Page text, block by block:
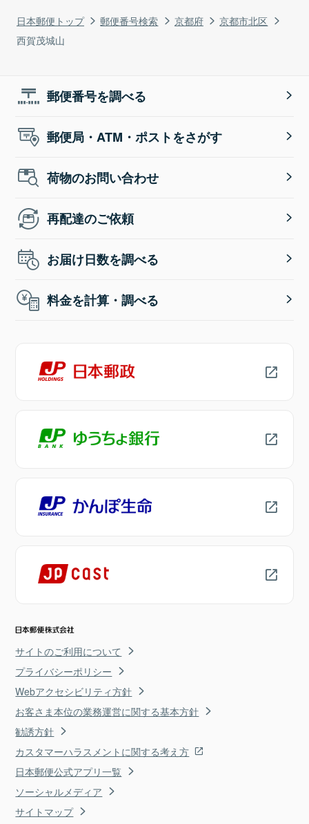
日本郵便トップ 郵便番号検索 京都府
京都市北区
西賀茂城山
郵便番号を調べる
郵便局・ATM・ポストをさがす
荷物のお問い合わせ
再配達のご依頼
お届け日数を調べる
料金を計算・調べる
サイトのご利用について
プライバシーポリシー
Webアクセシビリティ方針
お客さま本位の業務運営に関する基本方針
勧誘方針
カスタマーハラスメントに関する考え方
日本郵便公式アプリ一覧
ソーシャルメディア
サイトマップ